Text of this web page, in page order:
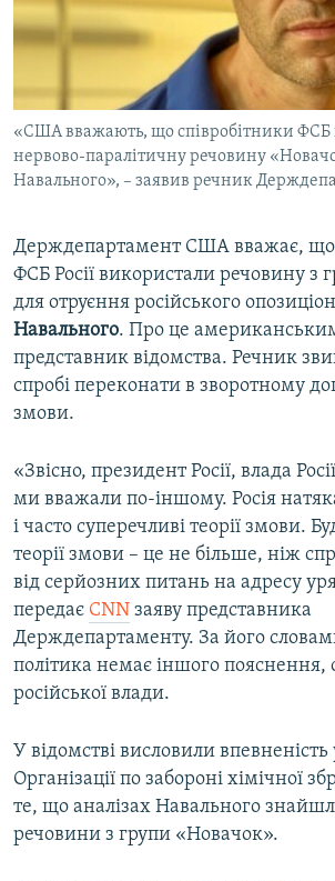
ВІДЕОУРОКИ «ELIFBE»
УКРАЇНСЬКА ПРОБЛЕМА КРИМУ
ІНФОГРАФІКА
Русский
ДОЛУЧАЙСЯ!
Усі сайти RFE/RL
«США вважають, що співробітники ФСБ
нервово-паралітичну речовину
Навального», – заявив речник
Держдепартамент США вважає, що
ФСБ Росії використали речовину з
для отруєння російського
Навального. Про це
представник відомства. Речник
спробі переконати в зворотному
змови.
«Звісно, президент Росії, влада
ми вважали по-іншому. Росія
і часто суперечливі теорії змови.
теорії змови – це не більше, ніж
від серйозних питань на адресу
передає CNN заяву представника
Держдепартаменту. За його
політика немає іншого пояснення,
російської влади.
У відомстві висловили
Організації по забороні хімічної
те, що аналізах Навального
речовини з групи «Новачок».